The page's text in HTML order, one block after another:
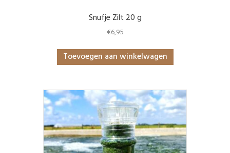
Snufje Zilt 20 g
€6,95
Toevoegen aan winkelwagen